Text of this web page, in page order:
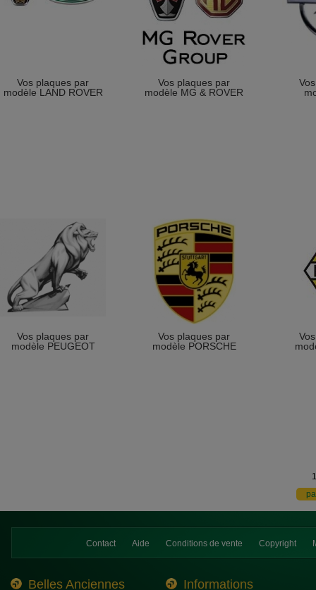
Vos plaques par
modèle LAND ROVER
Vos plaques par
modèle MG & ROVER
Vos plaques par
modèle PEUGEOT
Vos plaques par
modèle PORSCHE
1
Contact Aide Conditions de vente Copyright
Belles Anciennes Informations